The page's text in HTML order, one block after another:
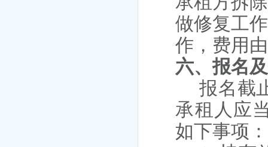
做修复工
作，费用
六、报名
报名截
承租人应
如下事项 ：